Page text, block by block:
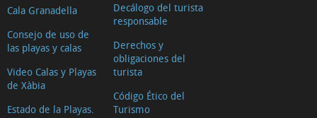
Cala Granadella
Consejo de uso de
las playas y calas
Video Calas y Playas
de Xàbia
Estado de la Playas.
Decálogo del turista
responsable
Derechos y
obligaciones del
turista
Código Ético del
Turismo